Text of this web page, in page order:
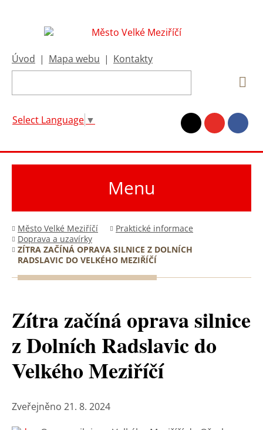
Úvod | Mapa webu | Kontakty
Select Language ▼
Menu
Město Velké Meziříčí
Praktické informace
Doprava a uzavírky
ZÍTRA ZAČÍNÁ OPRAVA SILNICE Z DOLNÍCH
RADSLAVIC DO VELKÉHO MEZIŘÍČÍ
Zítra začíná oprava silnice
z Dolních Radslavic do
Velkého Meziříčí
Zveřejněno 21. 8. 2024